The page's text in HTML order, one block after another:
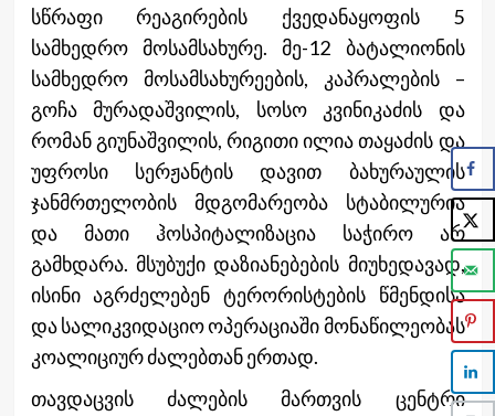
სწრაფი რეაგირების ქვედანაყოფის 5
სამხედრო მოსამსახურე. მე-12 ბატალიონის
სამხედრო მოსამსახურეების, კაპრალების –
გოჩა მურადაშვილის, სოსო კვინიკაძის და
რომან გიუნაშვილის, რიგითი ილია თაყაძის და
უფროსი სერჟანტის დავით ბახურაულის
ჯანმრთელობის მდგომარეობა სტაბილურია
და მათი ჰოსპიტალიზაცია საჭირო არ
გამხდარა. მსუბუქი დაზიანებების მიუხედავად,
ისინი აგრძელებენ ტერორისტების წმენდისა
და სალიკვიდაციო ოპერაციაში მონაწილეობას
კოალიციურ ძალებთან ერთად.
თავდაცვის ძალების მართვის ცენტრი